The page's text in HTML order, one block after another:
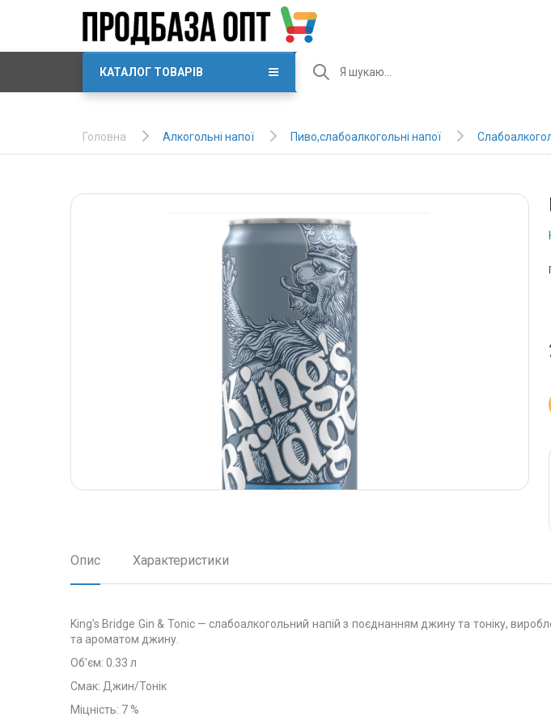
КАТАЛОГ ТОВАРІВ
Головна Алкогольні напої Пиво,слабоалкогольні напої
Опис Характеристики
King’s Bridge Gin & Tonic — слабоалкогольний напій з поєднанням джину та тоніку,
та ароматом джину.
Об'єм: 0.33 л
Смак: Джин/Тонік
Міцність: 7 %